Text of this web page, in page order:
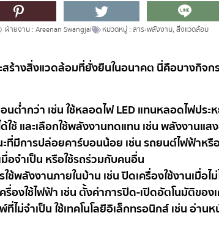
ฝ่ายงาน : Areenan Swangjai หมวดหมู่ : สาระพลังงาน, สิ่งแวดล้อม
สร้างสิ่งแวดล้อมที่ยั่งยืนในอนาคต นี่คือบางกิ
ำกว่า เช่น ใช้หลอดไฟ LED แทนหลอดไฟประ
ด้ใช้ และเลือกใช้พลังงานทดแทน เช่น พลังงาน
ที่มีการปล่อยคาร์บอนน้อย เช่น รถยนต์ไฟฟ้าหรื
อจำเป็น หรือใช้รถร่วมกับคนอื่น
พลังงานภายในบ้าน เช่น ปิดเครื่องใช้งานเมื่อ
องใช้ไฟฟ้า เช่น ตั้งค่าการปิด-เปิดอัตโนมัติขอ
ม่จำเป็น ใช้เทคโนโลยีอิเล็กทรอนิกส์ เช่น อ่าน